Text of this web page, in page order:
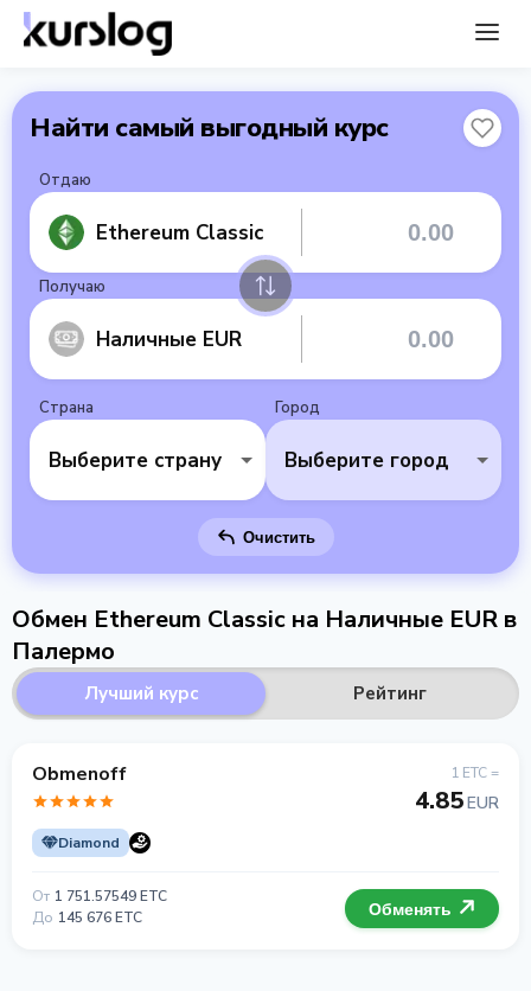
Найти самый выгодный курс
Отдаю
Ethereum Classic
Получаю
Наличные EUR
Страна
Выберите страну
Город
Выберите город
Очистить
Обмен Ethereum Classic на Наличные EUR в
Палермо
Лучший курс Рейтинг
Obmenoff
Diamond
1 ETC =
4.85EUR
От 1 751.57549 ETC
До 145 676 ETC Обменять